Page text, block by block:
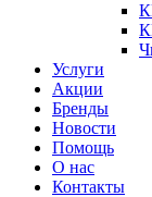
Услуги
Акции
Бренды
Новости
Помощь
О нас
Контакты